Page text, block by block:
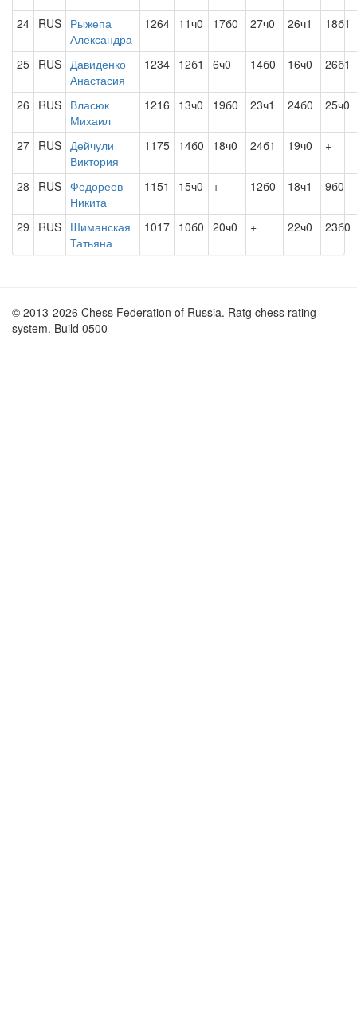
24 RUS Рыжепа
Александра
1264 11ч0 17б0 27ч0 26ч1 18б1
25 RUS Давиденко
Анастасия
1234 12б1 6ч0 14б0 16ч0 26б1
26 RUS Власюк
Михаил
1216 13ч0 19б0 23ч1 24б0 25ч0
27 RUS Дейчули
Виктория
1175 14б0 18ч0 24б1 19ч0 +
28 RUS Федореев
Никита
1151 15ч0 + 12б0 18ч1 9б0
29 RUS Шиманская
Татьяна
1017 10б0 20ч0 + 22ч0 23б0
© 2013-2026 Chess Federation of Russia. Ratg chess rating
system. Build 0500